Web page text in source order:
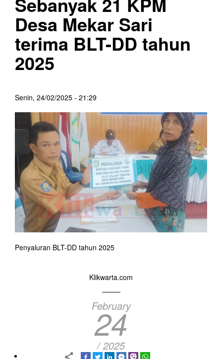
Desa Mekar Sari
terima BLT-DD tahun
2025
Senin, 24/02/2025 - 21:29
Penyaluran BLT-DD tahun 2025
Klikwarta.com
February
24
/ 2025